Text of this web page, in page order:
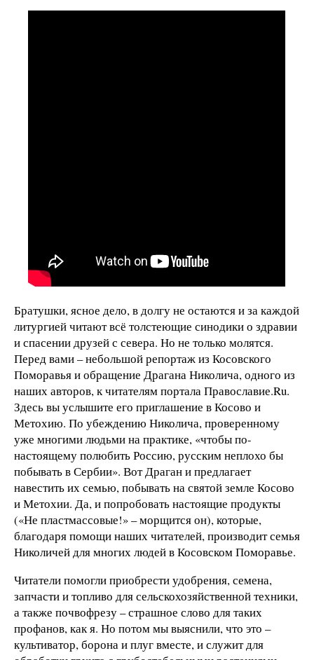
Братушки, ясное дело, в долгу не остаются и за каждой
литургией читают всё толстеющие синодики о здравии
и спасении друзей с севера. Но не только молятся.
Перед вами – небольшой репортаж из Косовского
Поморавья и обращение Драгана Николича, одного из
наших авторов, к читателям портала Православие.Ru.
Здесь вы услышите его приглашение в Косово и
Метохию. По убеждению Николича, проверенному
уже многими людьми на практике, «чтобы по-
настоящему полюбить Россию, русским неплохо бы
побывать в Сербии». Вот Драган и предлагает
навестить их семью, побывать на святой земле Косово
и Метохии. Да, и попробовать настоящие продукты
(«Не пластмассовые!» – морщится он), которые,
благодаря помощи наших читателей, производит семья
Николичей для многих людей в Косовском Поморавье.
Читатели помогли приобрести удобрения, семена,
запчасти и топливо для сельскохозяйственной техники,
а также почвофрезу – страшное слово для таких
профанов, как я. Но потом мы выяснили, что это –
культиватор, борона и плуг вместе, и служит для